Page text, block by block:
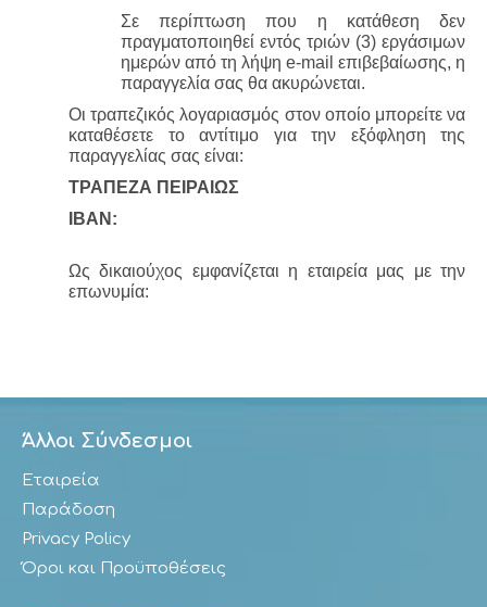
Σε περίπτωση που η κατάθεση δεν
πραγματοποιηθεί εντός τριών (3) εργάσιμων
ημερών από τη λήψη e-mail επιβεβαίωσης, η
παραγγελία σας θα ακυρώνεται.
Οι τραπεζικός λογαριασμός στον οποίο μπορείτε να
καταθέσετε το αντίτιμο για την εξόφληση της
παραγγελίας σας είναι:
ΤΡΑΠΕΖΑ ΠΕΙΡΑΙΩΣ
Ως δικαιούχος εμφανίζεται η εταιρεία μας με την
Άλλοι Σύνδεσμοι
Εταιρεία
Παράδοση
Privacy Policy
Όροι και Προϋποθέσεις